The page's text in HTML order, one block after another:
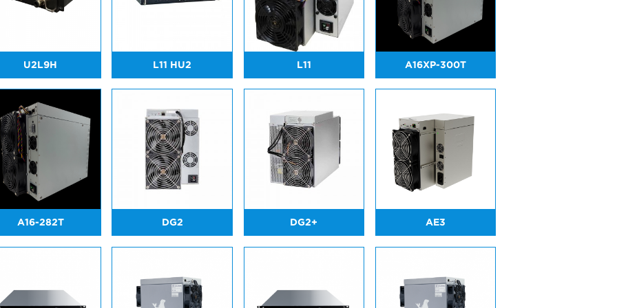
U2L9H L11 HU2 L11 A16XP-300T
A16-282T DG2 DG2+ AE3